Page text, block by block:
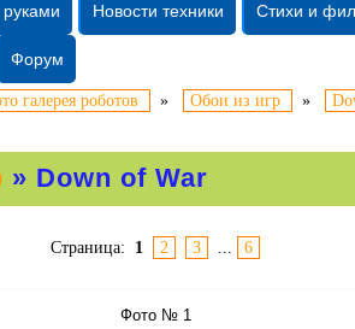
Новости техники Стихи и
Форум
галерея роботов » Обои из игр »
» Down of War
Страница: 1 2 3 ... 6
Фото № 1